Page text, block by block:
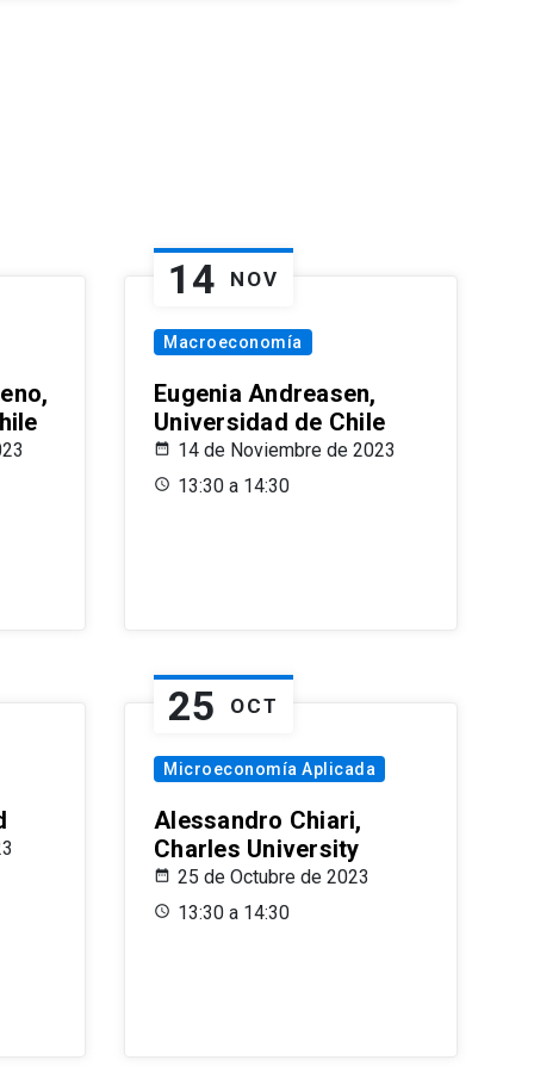
14 NOV
Macroeconomía
Eugenia Andreasen,
Universidad de Chile
14 de Noviembre de 2023
13:30 a 14:30
25 OCT
Microeconomía Aplicada
Alessandro Chiari,
Charles University
25 de Octubre de 2023
13:30 a 14:30